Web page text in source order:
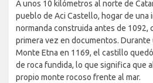
A unos 10 kilómetros al norte de
pueblo de Aci Castello, hogar de
normanda construida antes de 1092,
primera vez en documentos.
Monte Etna en 1169, el castillo
de roca fundida, lo que significa que
propio monte rocoso frente al mar.